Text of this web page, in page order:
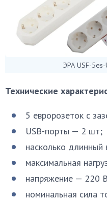
ЭРА USF-
Технические
5 евророзеток с
USB-порты — 2 шт;
насколько
максимальная
напряжение — 220
номинальная сила